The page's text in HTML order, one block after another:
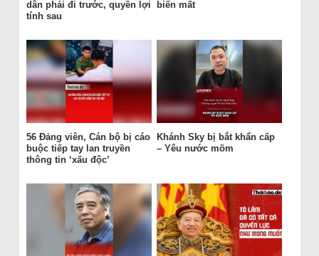
dân phải đi trước, quyền lợi
tính sau
biến mất
56 Đảng viên, Cán bộ bị cáo
buộc tiếp tay lan truyền
thông tin ‘xấu độc’
Khánh Sky bị bắt khẩn cấp
– Yêu nước mõm